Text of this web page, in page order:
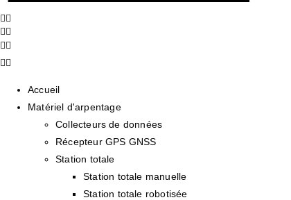
Accueil
Matériel d'arpentage
Collecteurs de données
Récepteur GPS GNSS
Station totale
Station totale manuelle
Station totale robotisée